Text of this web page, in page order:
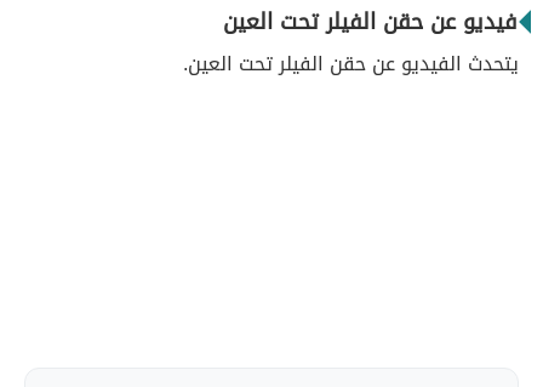
فيديو عن حقن الفيلر تحت العين
يتحدث الفيديو عن حقن الفيلر تحت العين.